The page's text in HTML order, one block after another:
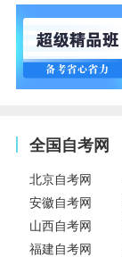
全国自考网
北京自考网
安徽自考网
山西自考网
福建自考网